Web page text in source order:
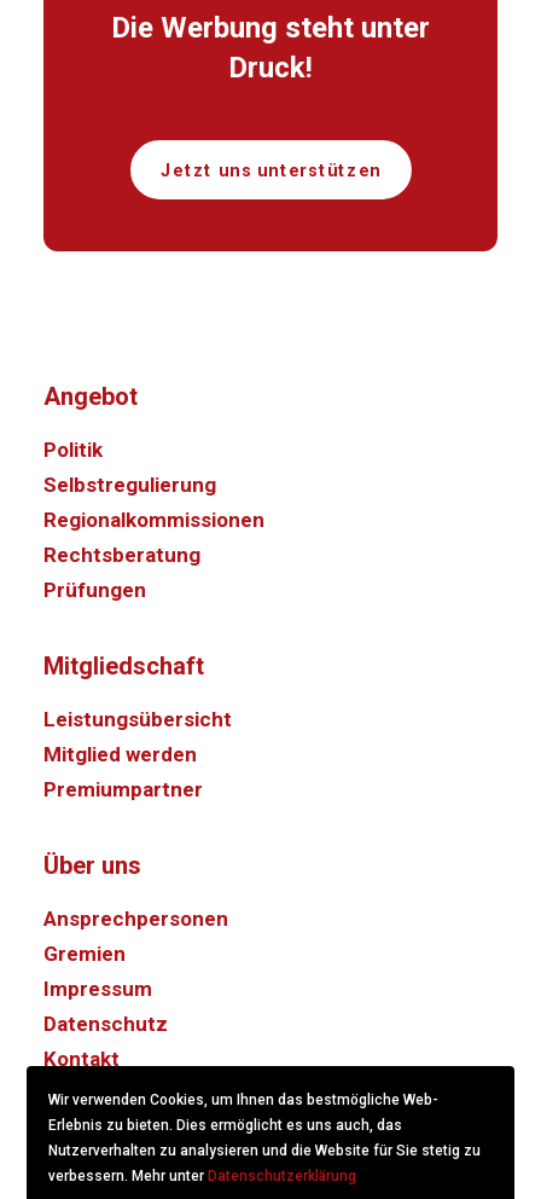
Die Werbung steht unter
Druck!
Jetzt uns unterstützen
Angebot
Politik
Selbstregulierung
Regionalkommissionen
Rechtsberatung
Prüfungen
Mitgliedschaft
Leistungsübersicht
Mitglied werden
Premiumpartner
Über uns
Ansprechpersonen
Gremien
Impressum
Datenschutz
Kontakt
Wir verwenden Cookies, um Ihnen das bestmögliche Web-
Erlebnis zu bieten. Dies ermöglicht es uns auch, das
Nutzerverhalten zu analysieren und die Website für Sie stetig zu
verbessern. Mehr unter Datenschutzerklärung